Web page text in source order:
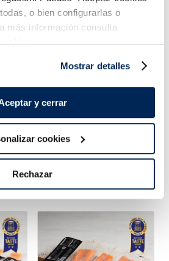
o bien configurarlas o
más información consulta
Mostrar detalles
y cerrar
cookies
Rechazar
almendrados sin azúcar
añadido
Sin gluten
un menú de 10!